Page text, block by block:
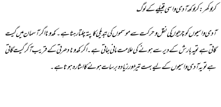
کڑوکھر: کڑوکھ آدی واسی قبیلے کے لوگ
آدی واسیوں کو چڑیوں کی نقل و حرکت سے موسموں کی تبدیلی کا پتہ چلتا رہتا ہے۔نکدونا اگر آسمان میں گیت
گاتی ہے تو یہ بارش کے دیر سے ہونے کی علامت مانی جاتی ہے۔اگر نکدونا دھرتی کے قریب آکر گیت گاتی
ہے تو یہ آدی واسیوں کے لیے بہت تیز اور زیادہ برسات ہونے کا اشارہ ہوتا ہے۔